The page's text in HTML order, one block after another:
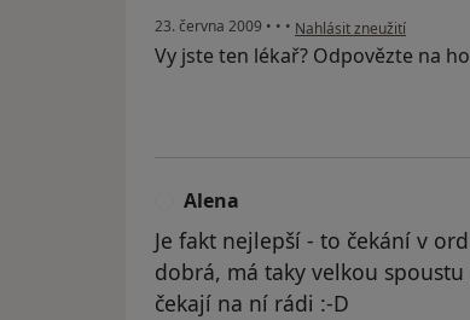
23. června 2009 • • • podle názoru uživatele
Nahlásit zneužití
Vy jste ten lékař? Odpovězte na
Alena
Je fakt nejlepší - to čekání v
dobrá, má taky velkou
čekají na ní rádi :-D